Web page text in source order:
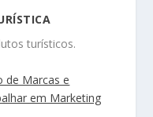
turísticos.
de Marcas e
em Marketing